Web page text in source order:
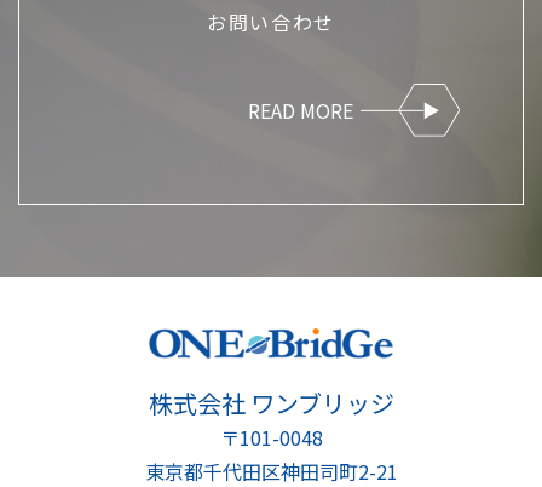
お問い合わせ
READ MORE
株式会社 ワンブリッジ
〒101-0048
東京都千代田区神田司町2-21